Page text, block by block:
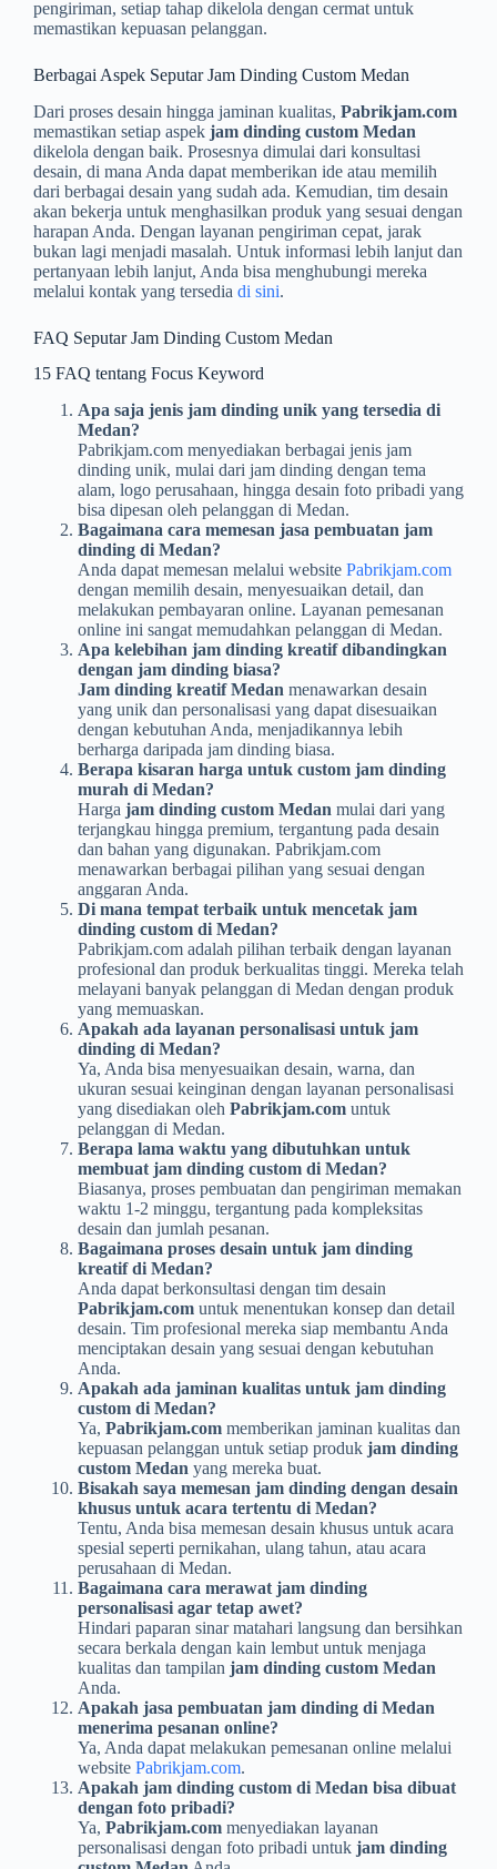
pengiriman, setiap tahap dikelola dengan cermat untuk
memastikan kepuasan pelanggan.
Berbagai Aspek Seputar Jam Dinding Custom Medan
Dari proses desain hingga jaminan kualitas, Pabrikjam.com
memastikan setiap aspek jam dinding custom Medan
dikelola dengan baik. Prosesnya dimulai dari konsultasi
desain, di mana Anda dapat memberikan ide atau memilih
dari berbagai desain yang sudah ada. Kemudian, tim desain
akan bekerja untuk menghasilkan produk yang sesuai dengan
harapan Anda. Dengan layanan pengiriman cepat, jarak
bukan lagi menjadi masalah. Untuk informasi lebih lanjut dan
pertanyaan lebih lanjut, Anda bisa menghubungi mereka
melalui kontak yang tersedia di sini.
FAQ Seputar Jam Dinding Custom Medan
15 FAQ tentang Focus Keyword
Apa saja jenis jam dinding unik yang tersedia di
Medan?
Pabrikjam.com menyediakan berbagai jenis jam
dinding unik, mulai dari jam dinding dengan tema
alam, logo perusahaan, hingga desain foto pribadi yang
bisa dipesan oleh pelanggan di Medan.
Bagaimana cara memesan jasa pembuatan jam
dinding di Medan?
Anda dapat memesan melalui website Pabrikjam.com
dengan memilih desain, menyesuaikan detail, dan
melakukan pembayaran online. Layanan pemesanan
online ini sangat memudahkan pelanggan di Medan.
Apa kelebihan jam dinding kreatif dibandingkan
dengan jam dinding biasa?
Jam dinding kreatif Medan menawarkan desain
yang unik dan personalisasi yang dapat disesuaikan
dengan kebutuhan Anda, menjadikannya lebih
berharga daripada jam dinding biasa.
Berapa kisaran harga untuk custom jam dinding
murah di Medan?
Harga jam dinding custom Medan mulai dari yang
terjangkau hingga premium, tergantung pada desain
dan bahan yang digunakan. Pabrikjam.com
menawarkan berbagai pilihan yang sesuai dengan
anggaran Anda.
Di mana tempat terbaik untuk mencetak jam
dinding custom di Medan?
Pabrikjam.com adalah pilihan terbaik dengan layanan
profesional dan produk berkualitas tinggi. Mereka telah
melayani banyak pelanggan di Medan dengan produk
yang memuaskan.
Apakah ada layanan personalisasi untuk jam
dinding di Medan?
Ya, Anda bisa menyesuaikan desain, warna, dan
ukuran sesuai keinginan dengan layanan personalisasi
yang disediakan oleh Pabrikjam.com untuk
pelanggan di Medan.
Berapa lama waktu yang dibutuhkan untuk
membuat jam dinding custom di Medan?
Biasanya, proses pembuatan dan pengiriman memakan
waktu 1-2 minggu, tergantung pada kompleksitas
desain dan jumlah pesanan.
Bagaimana proses desain untuk jam dinding
kreatif di Medan?
Anda dapat berkonsultasi dengan tim desain
Pabrikjam.com untuk menentukan konsep dan detail
desain. Tim profesional mereka siap membantu Anda
menciptakan desain yang sesuai dengan kebutuhan
Anda.
Apakah ada jaminan kualitas untuk jam dinding
custom di Medan?
Ya, Pabrikjam.com memberikan jaminan kualitas dan
kepuasan pelanggan untuk setiap produk jam dinding
custom Medan yang mereka buat.
Bisakah saya memesan jam dinding dengan desain
khusus untuk acara tertentu di Medan?
Tentu, Anda bisa memesan desain khusus untuk acara
spesial seperti pernikahan, ulang tahun, atau acara
perusahaan di Medan.
Bagaimana cara merawat jam dinding
personalisasi agar tetap awet?
Hindari paparan sinar matahari langsung dan bersihkan
secara berkala dengan kain lembut untuk menjaga
kualitas dan tampilan jam dinding custom Medan
Anda.
Apakah jasa pembuatan jam dinding di Medan
menerima pesanan online?
Ya, Anda dapat melakukan pemesanan online melalui
website Pabrikjam.com.
Apakah jam dinding custom di Medan bisa dibuat
dengan foto pribadi?
Ya, Pabrikjam.com menyediakan layanan
personalisasi dengan foto pribadi untuk jam dinding